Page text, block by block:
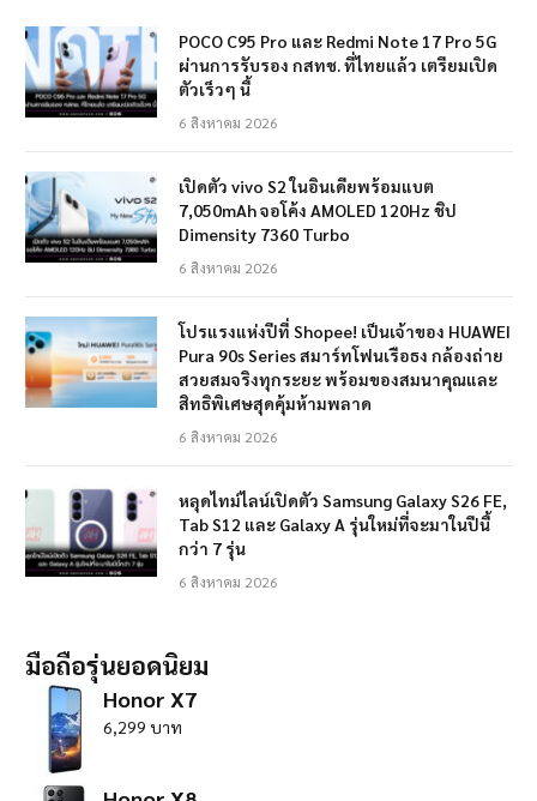
POCO C95 Pro และ Redmi Note 17 Pro 5G
ผ่านการรับรอง กสทช. ที่ไทยแล้ว เตรียมเปิด
ตัวเร็วๆ นี้
6 สิงหาคม 2026
เปิดตัว vivo S2 ในอินเดียพร้อมแบต
7,050mAh จอโค้ง AMOLED 120Hz ชิป
Dimensity 7360 Turbo
6 สิงหาคม 2026
โปรแรงแห่งปีที่ Shopee! เป็นเจ้าของ HUAWEI
Pura 90s Series สมาร์ทโฟนเรือธง กล้องถ่าย
สวยสมจริงทุกระยะ พร้อมของสมนาคุณและ
สิทธิพิเศษสุดคุ้มห้ามพลาด
6 สิงหาคม 2026
หลุดไทม์ไลน์เปิดตัว Samsung Galaxy S26 FE,
Tab S12 และ Galaxy A รุ่นใหม่ที่จะมาในปีนี้
กว่า 7 รุ่น
6 สิงหาคม 2026
มือถือรุ่นยอดนิยม
Honor X7
6,299 บาท